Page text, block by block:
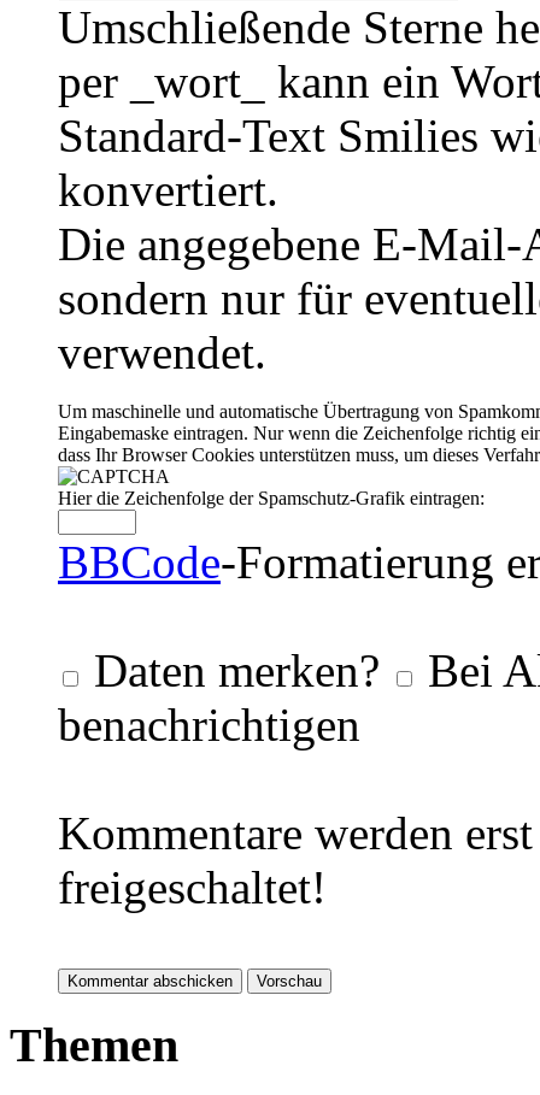
Umschließende Sterne
per _wort_ kann ein
Standard-Text Smilies
konvertiert.
Die angegebene E-
sondern nur für
verwendet.
Um maschinelle und automatische Übertragung von
Eingabemaske eintragen. Nur wenn die Zeichenfolge richtig
dass Ihr Browser Cookies unterstützen muss, um dieses
Hier die Zeichenfolge der Spamschutz-Grafik eintragen:
BBCode-Formatierung
Daten merken?
Bei
benachrichtigen
Kommentare werden
freigeschaltet!
Themen